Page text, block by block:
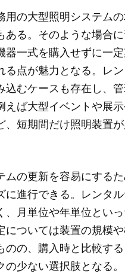
用の大型照明システム
ある。そのような場合
器一式を購入せずに一
る点が魅力となる。レ
込むケースも存在し、
えば大型イベントや展
、短期間だけ照明装置
ムの更新を容易にする
に進行できる。レンタ
、月単位や年単位とい
については装置の規模
のの、購入時と比較す
の少ない選択肢となる